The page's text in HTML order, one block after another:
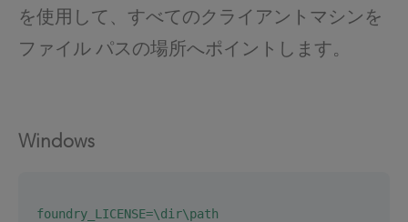
を使用して、すべてのクライアントマシンを
ファイル パスの場所へポイントします。
Windows
foundry_LICENSE=\dir\path